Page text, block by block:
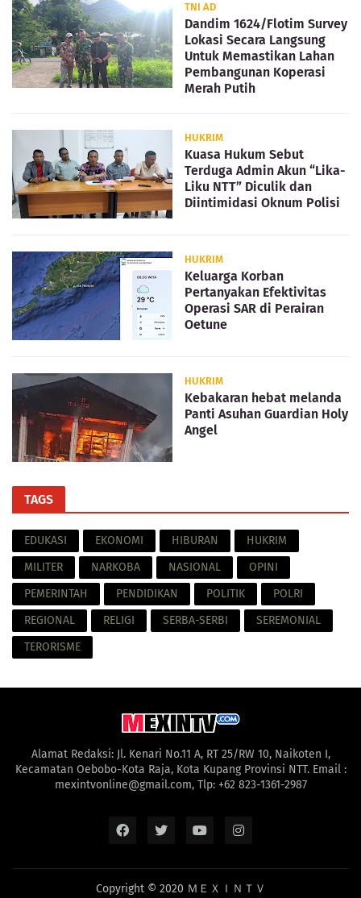
TNI AD
Dandim 1624/Flotim Survey
Lokasi Secara Langsung
Untuk Memastikan Lahan
Pembangunan Koperasi
Merah Putih
HUKRIM
Kuasa Hukum Sebut
Terduga Admin Akun “Lika-
Liku NTT” Diculik dan
Diintimidasi Oknum Polisi
HUKRIM
Keluarga Korban
Pertanyakan Efektivitas
Operasi SAR di Perairan
Oetune
HUKRIM
Kebakaran hebat melanda
Panti Asuhan Guardian Holy
Angel
TAGS
EDUKASI EKONOMI HIBURAN
HUKRIM
MILITER
NARKOBA NASIONAL
OPINI
PEMERINTAH
PENDIDIKAN POLITIK
POLRI
REGIONAL
RELIGI SERBA-SERBI
SEREMONIAL
TERORISME
Alamat Redaksi: Jl. Kenari No.11 A, RT 25/RW 10, Naikoten I,
Kecamatan Oebobo-Kota Raja, Kota Kupang Provinsi NTT. Email :
mexintvonline@gmail.com, Tlp: +62 823-1361-2987
Copyright © 2020 ＭＥＸＩＮＴＶ